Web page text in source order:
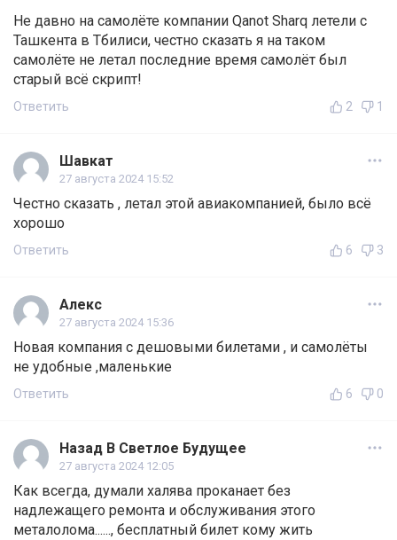
Не давно на самолёте компании Qanot Sharq летели с
Ташкента в Тбилиси, честно сказать я на таком
самолёте не летал последние время самолёт был
старый всё скрипт!
Ответить 2 1
Шавкат
27 августа 2024 15:52
Честно сказать , летал этой авиакомпанией, было всё
хорошо
Ответить 6 3
Алекс
27 августа 2024 15:36
Новая компания с дешовыми билетами , и самолёты
не удобные ,маленькие
Ответить 6 0
Назад В Светлое Будущее
27 августа 2024 12:05
Как всегда, думали халява проканает без
надлежащего ремонта и обслуживания этого
металолома......, бесплатный билет кому жить